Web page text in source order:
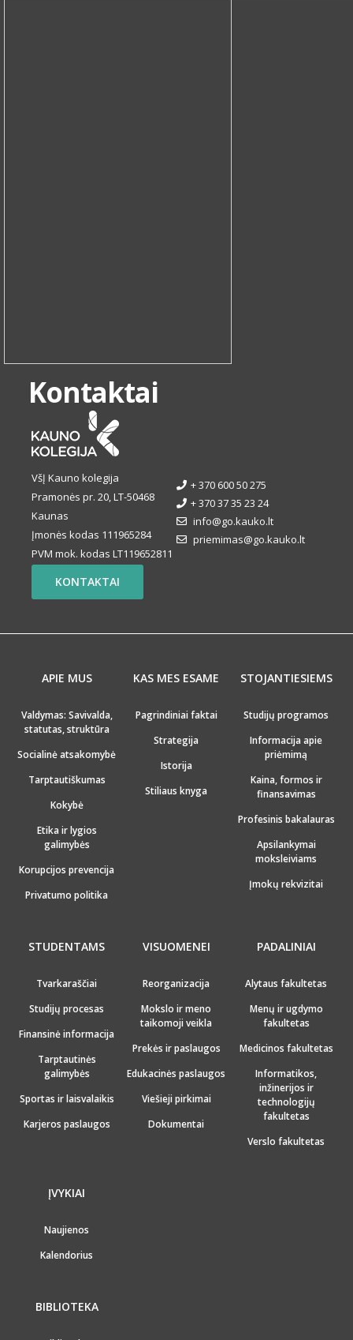
Kontaktai
VšĮ Kauno kolegija
Pramonės pr. 20, LT-50468
Kaunas
Įmonės kodas 111965284
PVM mok. kodas LT119652811
+ 370 600 50 275
+ 370 37 35 23 24
info@go.kauko.lt
priemimas@go.kauko.lt
KONTAKTAI
APIE MUS
Valdymas: Savivalda,
statutas, struktūra
Socialinė atsakomybė
Tarptautiškumas
Kokybė
Etika ir lygios
galimybės
Korupcijos prevencija
Privatumo politika
KAS MES ESAME
Pagrindiniai faktai
Strategija
Istorija
Stiliaus knyga
STOJANTIESIEMS
Studijų programos
Informacija apie
priėmimą
Kaina, formos ir
finansavimas
Profesinis bakalauras
Apsilankymai
moksleiviams
Įmokų rekvizitai
STUDENTAMS
Tvarkaraščiai
Studijų procesas
Finansinė informacija
Tarptautinės
galimybės
Sportas ir laisvalaikis
Karjeros paslaugos
VISUOMENEI
Reorganizacija
Mokslo ir meno
taikomoji veikla
Prekės ir paslaugos
Edukacinės paslaugos
Viešieji pirkimai
Dokumentai
PADALINIAI
Alytaus fakultetas
Menų ir ugdymo
fakultetas
Medicinos fakultetas
Informatikos,
inžinerijos ir
technologijų
fakultetas
Verslo fakultetas
ĮVYKIAI
Naujienos
Kalendorius
BIBLIOTEKA